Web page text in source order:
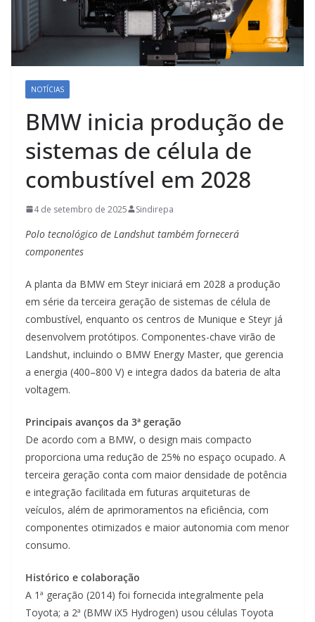
NOTÍCIAS
BMW inicia produção de
sistemas de célula de
combustível em 2028
4 de setembro de 2025 Sindirepa
Polo tecnológico de Landshut também fornecerá
componentes
A planta da BMW em Steyr iniciará em 2028 a produção
em série da terceira geração de sistemas de célula de
combustível, enquanto os centros de Munique e Steyr já
desenvolvem protótipos. Componentes-chave virão de
Landshut, incluindo o BMW Energy Master, que gerencia
a energia (400–800 V) e integra dados da bateria de alta
voltagem.
Principais avanços da 3ª geração
De acordo com a BMW, o design mais compacto
proporciona uma redução de 25% no espaço ocupado. A
terceira geração conta com maior densidade de potência
e integração facilitada em futuras arquiteturas de
veículos, além de aprimoramentos na eficiência, com
componentes otimizados e maior autonomia com menor
consumo.
Histórico e colaboração
A 1ª geração (2014) foi fornecida integralmente pela
Toyota; a 2ª (BMW iX5 Hydrogen) usou células Toyota